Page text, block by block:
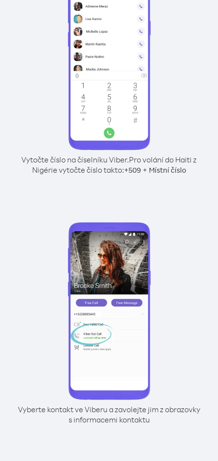
Vytočte číslo na číselníku Viber.Pro volání do Haiti z
Nigérie vytočte číslo takto:+509 + Místní číslo
Vyberte kontakt ve Viberu a zavolejte jim z obrazovky
s informacemi kontaktu